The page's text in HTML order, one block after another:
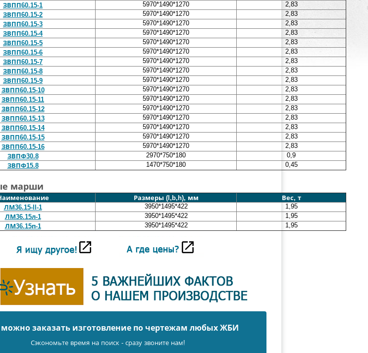
ЗВПП60.15-1
5970*1490*1270
2,83
ЗВПП60.15-2
5970*1490*1270
2,83
ЗВПП60.15-3
5970*1490*1270
2,83
ЗВПП60.15-4
5970*1490*1270
2,83
ЗВПП60.15-5
5970*1490*1270
2,83
ЗВПП60.15-6
5970*1490*1270
2,83
ЗВПП60.15-7
5970*1490*1270
2,83
ЗВПП60.15-8
5970*1490*1270
2,83
ЗВПП60.15-9
5970*1490*1270
2,83
ЗВПП60.15-10
5970*1490*1270
2,83
ЗВПП60.15-11
5970*1490*1270
2,83
ЗВПП60.15-12
5970*1490*1270
2,83
ЗВПП60.15-13
5970*1490*1270
2,83
ЗВПП60.15-14
5970*1490*1270
2,83
ЗВПП60.15-15
5970*1490*1270
2,83
ЗВПП60.15-16
5970*1490*1270
2,83
ЗВПФ30.8
2970*750*180
0,9
ЗВПФ15.8
1470*750*180 0,45
марши
Размеры (l,b,h), мм
Вес, т
ЛМ36.15-ll-1
3950*1495*422
1,95
ЛМ36.15л-1
3950*1495*422
1,95
ЛМ36.15п-1
3950*1495*422 1,95
можно заказать изготовление по чертежам любых ЖБИ
Сэкономьте время на поиск - сразу звоните нам!